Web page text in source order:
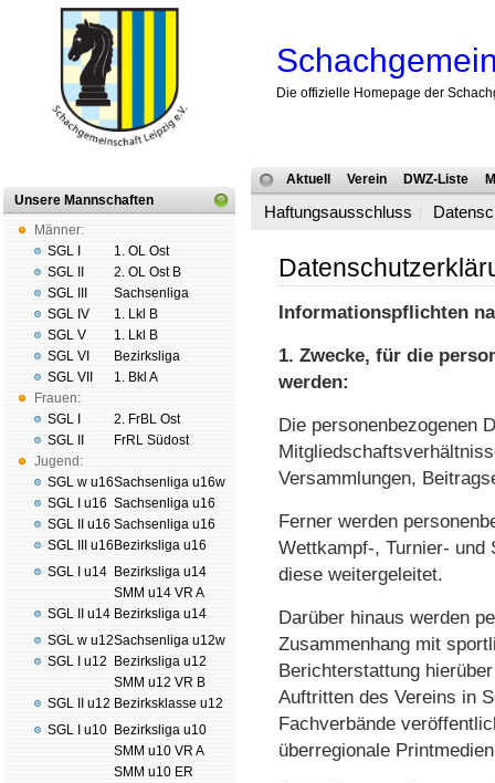
Die offizielle Homepage der
Unsere Mannschaften
Männer:
SGL I
SGL II
SGL III
SGL IV
SGL V
SGL VI
SGL VII
Frauen:
SGL I
SGL II
Jugend:
SGL w u16
SGL I u16
SGL II u16
SGL III u16
SGL I u14
SGL II u14
SGL w u12
SGL I u12
SGL II u12
SGL I u10
1. OL Ost
2. OL Ost B
Sachsenliga
1. Lkl B
1. Lkl B
Bezirksliga
1. Bkl A
2. FrBL Ost
FrRL Südost
Sachsenliga u16w
Sachsenliga u16
Sachsenliga u16
Bezirksliga u16
Bezirksliga u14
SMM u14 VR A
Bezirksliga u14
Sachsenliga u12w
Bezirksliga u12
SMM u12 VR B
Bezirksklasse u12
Bezirksliga u10
SMM u10 VR A
SMM u10 ER
Aktuell Verein DWZ-Liste
Haftungsausschluss
Informationspflichten
1. Zwecke, für die
werden:
Die personenbezogenen
Versammlungen,
Ferner werden
Wettkampf-, Turnier- und
diese weitergeleitet.
Darüber hinaus werden
Zusammenhang mit
Berichterstattung
Auftritten des Vereins in
Fachverbände
überregionale